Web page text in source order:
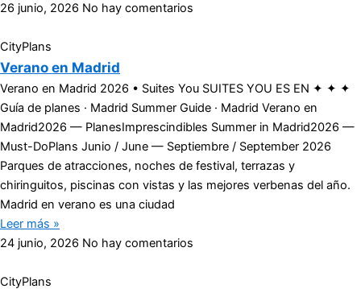
26 junio, 2026 No hay comentarios
CityPlans
Verano en Madrid
Verano en Madrid 2026 • Suites You SUITES YOU ES EN ✦ ✦ ✦
Guía de planes · Madrid Summer Guide · Madrid Verano en
Madrid2026 — PlanesImprescindibles Summer in Madrid2026 —
Must-DoPlans Junio / June — Septiembre / September 2026
Parques de atracciones, noches de festival, terrazas y
chiringuitos, piscinas con vistas y las mejores verbenas del año.
Madrid en verano es una ciudad
Leer más »
24 junio, 2026 No hay comentarios
CityPlans